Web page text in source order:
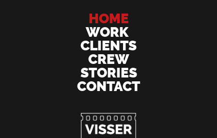
HOME
WORK
CLIENTS
CREW
STORIES
CONTACT